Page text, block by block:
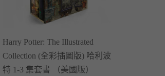
Harry Potter: The Illustrated
Collection (全彩插圖版) 哈利波
特 1-3 集套書 （美國版）